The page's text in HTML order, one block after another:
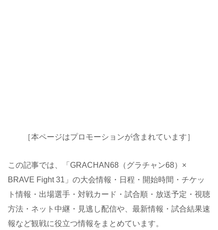
［本ページはプロモーションが含まれています］
この記事では、「GRACHAN68（グラチャン68）×
BRAVE Fight 31」の大会情報・日程・開始時間・チケッ
ト情報・出場選手・対戦カード・試合順・放送予定・視聴
方法・ネット中継・見逃し配信や、最新情報・試合結果速
報など観戦に役立つ情報をまとめています。